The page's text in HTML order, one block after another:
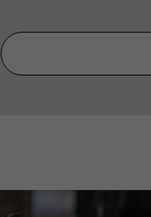
Hae sivustolta